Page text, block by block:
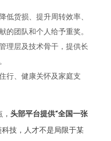
低货损、提升周转效率、
的团队和个人给予重奖。
理层及技术骨干，提供长
行、健康关怀及家庭支
头部平台提供“全国一张
技，人才不是局限于某